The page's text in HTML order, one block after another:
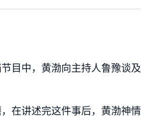
目中，黄渤向主持人鲁豫谈及
在讲述完这件事后，黄渤神情